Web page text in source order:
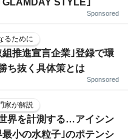
Sponsored
るために
推進宣言企業｣登録で環
ち抜く具体策とは
Sponsored
家が解説
界を計測する…アイシン
小の水粒子｣のポテンシ